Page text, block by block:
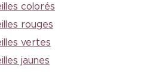
colorés
rouges
vertes
jaunes